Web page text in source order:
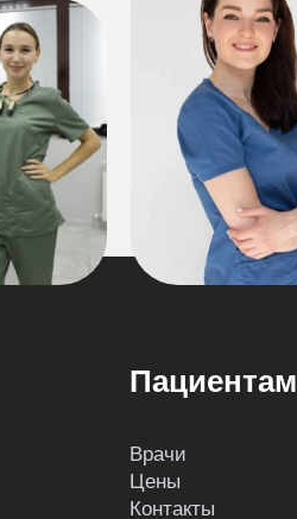
Пациентам
Врачи
Цены
Контакты